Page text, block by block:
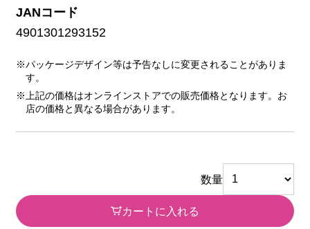
JANコード
4901301293152
※パッケージデザイン等は予告なしに変更されることがありま
す。
※上記の価格はオンラインストアでの販売価格となります。お
店の価格と異なる場合があります。
数量
カートに入れる